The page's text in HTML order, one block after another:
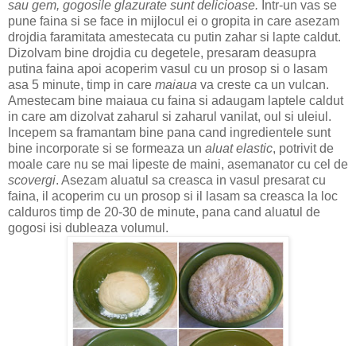
sau gem, gogosile glazurate sunt delicioase. Intr-un vas se
pune faina si se face in mijlocul ei o gropita in care asezam
drojdia faramitata amestecata cu putin zahar si lapte caldut.
Dizolvam bine drojdia cu degetele, presaram deasupra
putina faina apoi acoperim vasul cu un prosop si o lasam
asa 5 minute, timp in care maiaua va creste ca un vulcan.
Amestecam bine maiaua cu faina si adaugam laptele caldut
in care am dizolvat zaharul si zaharul vanilat, oul si uleiul.
Incepem sa framantam bine pana cand ingredientele sunt
bine incorporate si se formeaza un aluat elastic, potrivit de
moale care nu se mai lipeste de maini, asemanator cu cel de
scovergi. Asezam aluatul sa creasca in vasul presarat cu
faina, il acoperim cu un prosop si il lasam sa creasca la loc
calduros timp de 20-30 de minute, pana cand aluatul de
gogosi isi dubleaza volumul.